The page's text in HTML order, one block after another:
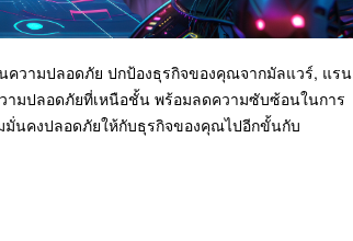
ความปลอดภัย ปกป้องธุรกิจของคุณจากมัลแวร์, แรน
ามปลอดภัยที่เหนือชั้น พร้อมลดความซับซ้อนในการ
มั่นคงปลอดภัยให้กับธุรกิจของคุณไปอีกขั้นกับ